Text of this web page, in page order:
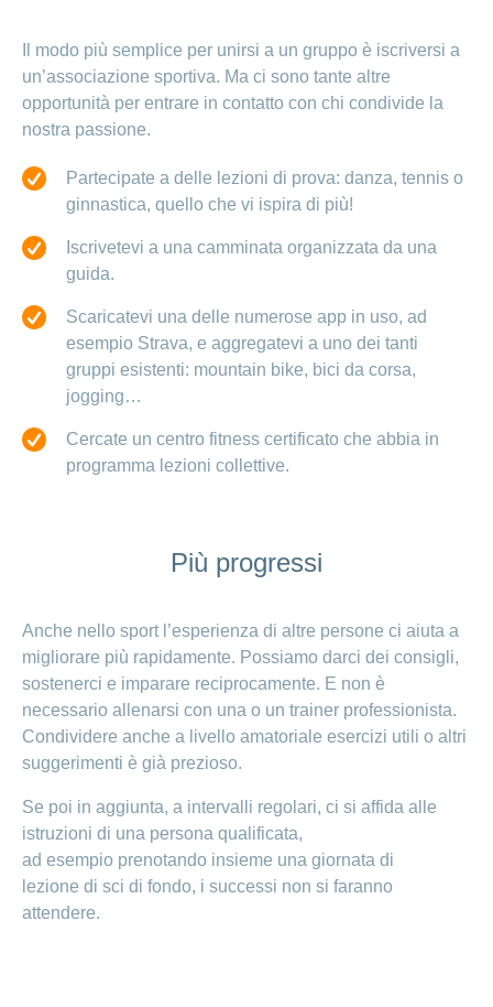
Il modo più semplice per unirsi a un gruppo è iscriversi a
un’associazione sportiva. Ma ci sono tante altre
opportunità per entrare in contatto con chi condivide la
nostra passione.
Partecipate a delle lezioni di prova: danza, tennis o
ginnastica, quello che vi ispira di più!
Iscrivetevi a una camminata organizzata da una
guida.
Scaricatevi una delle numerose app in uso, ad
esempio Strava, e aggregatevi a uno dei tanti
gruppi esistenti: mountain bike, bici da corsa,
jogging…
Cercate un centro fitness certificato che abbia in
programma lezioni collettive.
Più progressi
Anche nello sport l’esperienza di altre persone ci aiuta a
migliorare più rapidamente. Possiamo darci dei consigli,
sostenerci e imparare reciprocamente. E non è
necessario allenarsi con una o un trainer professionista.
Condividere anche a livello amatoriale esercizi utili o altri
suggerimenti è già prezioso.
Se poi in aggiunta, a intervalli regolari, ci si affida alle
istruzioni di una persona qualificata,
ad esempio prenotando insieme una giornata di
lezione di sci di fondo, i successi non si faranno
attendere.